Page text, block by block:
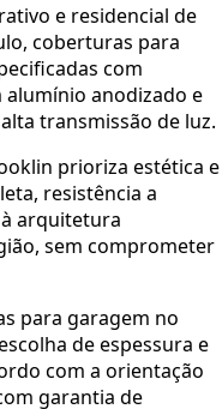
e residencial de
coberturas para
com
anodizado e
transmissão de luz.
prioriza estética e
resistência a
arquitetura
sem comprometer
para garagem no
de espessura e
com a orientação
garantia de